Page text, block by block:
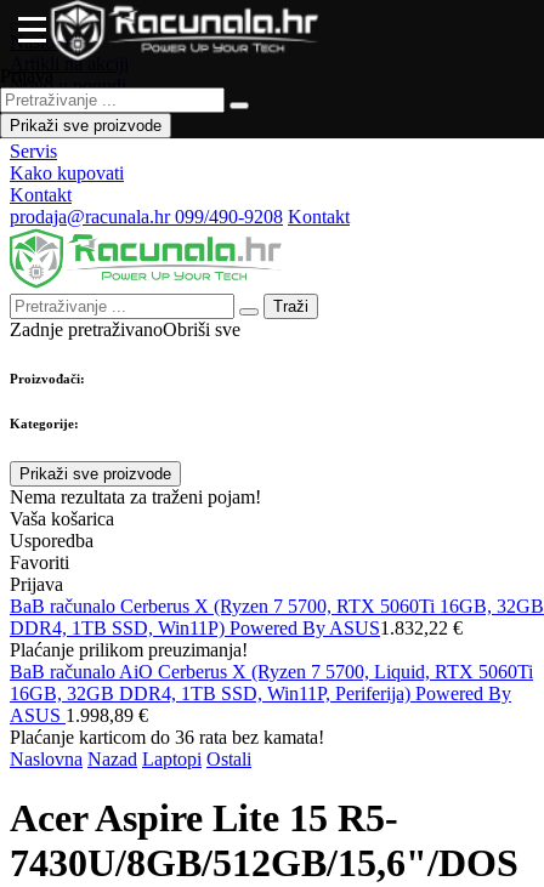
Naslovna
Artikli na akciji
Novo u ponudi
Česta pitanja
Forum
Servis
Kako kupovati
Kontakt
prodaja@racunala.hr099/490-9208 Kontakt
Traži
Zadnje pretraživanoObriši sve
Proizvođači:
Kategorije:
Prikaži sve proizvode
Nema rezultata za traženi pojam!
Vaša košarica
Usporedba
Favoriti
Prijava
Prikaži sve proizvode
BaB računalo Cerberus X (Ryzen 7 5700, RTX 5060Ti 16GB, 32GB
DDR4, 1TB SSD, Win11P) Powered By ASUS1.832,22 €
Plaćanje prilikom preuzimanja!
BaB računalo AiO Cerberus X (Ryzen 7 5700, Liquid, RTX 5060Ti
16GB, 32GB DDR4, 1TB SSD, Win11P, Periferija) Powered By
ASUS 1.998,89 €
Plaćanje karticom do 36 rata bez kamata!
Naslovna Nazad Laptopi Ostali
Acer Aspire Lite 15 R5-
7430U/8GB/512GB/15,6"/DOS